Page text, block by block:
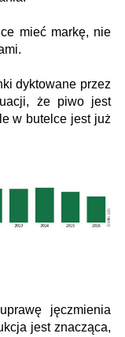
mieć markę, nie
dyktowane przez
że piwo jest
w butelce jest już
jęczmienia
jest znacząca,